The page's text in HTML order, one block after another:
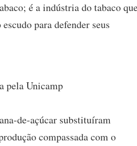
é a indústria do tabaco
para defender seus
pela Unicamp
de-açúcar substituíram
compassada com o